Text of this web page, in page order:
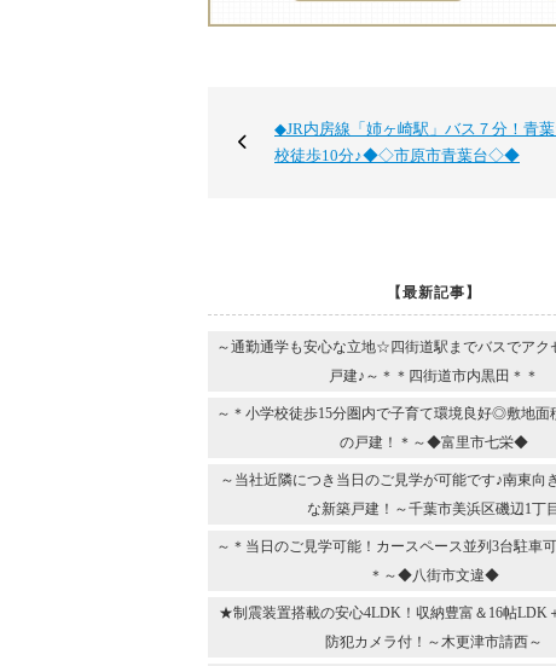
◆JR内房線「姉ヶ崎駅」バス７分！青
校徒歩10分♪◆◇市原市青葉台◇◆
【最新記事】
～通勤通学も安心な立地☆四街道駅までバスでアク
戸建♪～＊＊四街道市内黒田＊＊
～＊小学校徒歩15分圏内で子育て環境良好◎敷地面
の戸建！＊～◆富里市七栄◆
～当社近隣につき当日のご見学が可能です♪南東向
な新築戸建！～千葉市美浜区磯辺1丁目
～＊当日のご見学可能！カースペース並列3台駐車
＊～◆八街市文違◆
★制震装置搭載の安心4LDK！収納豊富＆16帖LDK
防犯カメラ付！～木更津市請西～